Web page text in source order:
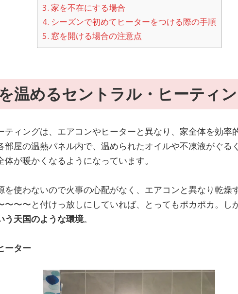
3. 家を不在にする場合
4. シーズンで初めてヒーターをつける際の手順
5. 窓を開ける場合の注意点
温めるセントラル・ヒーティ
ティングは、エアコンやヒーターと異なり、家全体を効率
部屋の温熱パネル内で、温められたオイルや不凍液がぐる
が暖かくなるようになっています。
を使わないので火事の心配がなく、エアコンと異なり乾燥
〜〜〜と付けっ放しにしていれば、とってもポカポカ。しか
う天国のような環境。
ーター